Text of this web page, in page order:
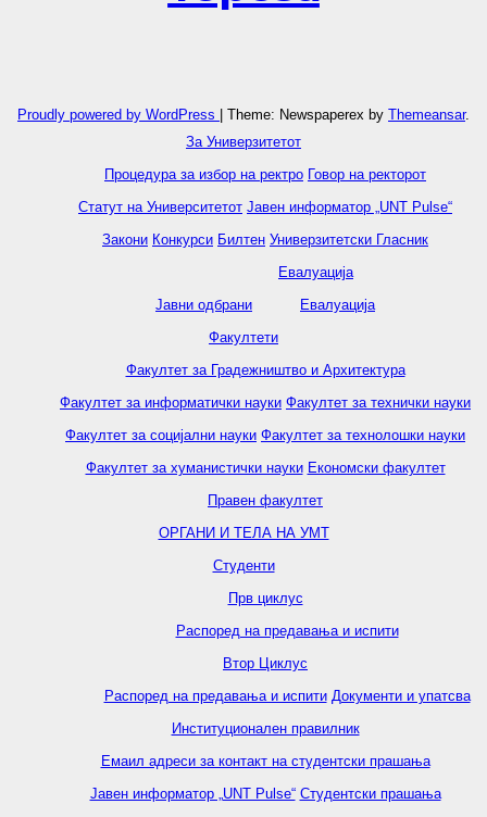
Proudly powered by WordPress Theme: Newspaperex by Themeansar.
За Универзитетот
Процедура за избор на ректро Говор на ректорот
Статут на Университетот Јавен информатор „UNT Pulse“
Закони Конкурси Билтен Универзитетски Гласник
Јавни одбрани
Евалуација
Евалуација
Факултети
Факултет за Градежништво и Архитектура
Факултет за информатички науки Факултет за технички науки
Факултет за социјални науки Факултет за технолошки науки
Факултет за хуманистички науки Економски факултет
Правен факултет
ОРГАНИ И ТЕЛА НА УМТ
Студенти
Прв циклус
Распоред на предавањa и испити
Втор Циклус
Распоред на предавањa и испити Документи и упатсва
Институционален правилник
Емаил адреси за контакт на студентски прашања
Јавен информатор „UNT Pulse“ Студентски прашања